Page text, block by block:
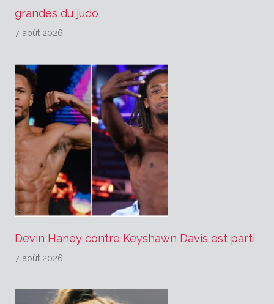
grandes du judo
7 août 2026
Devin Haney contre Keyshawn Davis est parti
7 août 2026